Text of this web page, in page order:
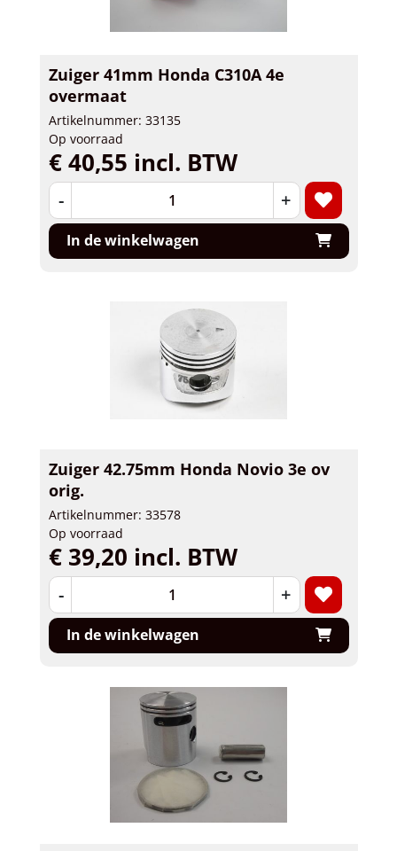
Zuiger 41mm Honda C310A 4e
overmaat
Artikelnummer: 33135
Op voorraad
€ 40,55 incl. BTW
- +
In de winkelwagen
Zuiger 42.75mm Honda Novio 3e ov
orig.
Artikelnummer: 33578
Op voorraad
€ 39,20 incl. BTW
- +
In de winkelwagen